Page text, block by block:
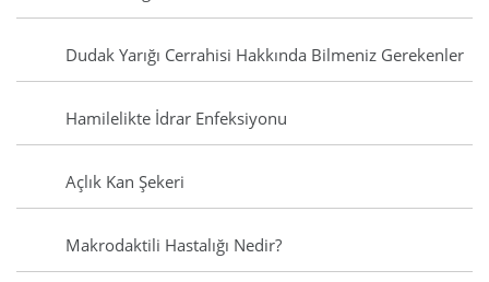
Dudak Yarığı Cerrahisi Hakkında Bilmeniz Gerekenler
Hamilelikte İdrar Enfeksiyonu
Açlık Kan Şekeri
Makrodaktili Hastalığı Nedir?